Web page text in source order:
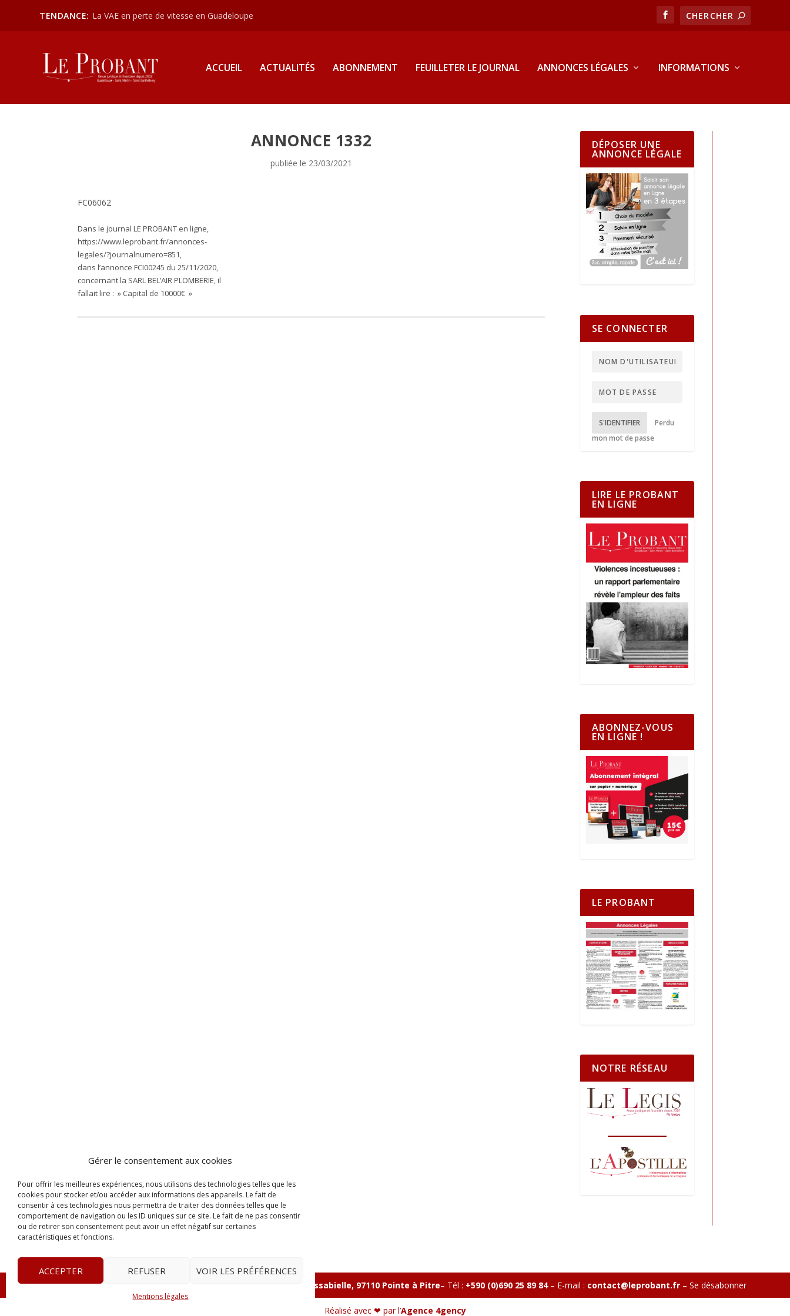
Gérer le consentement aux cookies
Pour offrir les meilleures expériences, nous utilisons des technologies telles que les
cookies pour stocker et/ou accéder aux informations des appareils. Le fait de
consentir à ces technologies nous permettra de traiter des données telles que le
comportement de navigation ou les ID uniques sur ce site. Le fait de ne pas consentir
ou de retirer son consentement peut avoir un effet négatif sur certaines
caractéristiques et fonctions.
ACCEPTER REFUSER VOIR LES PRÉFÉRENCES
Mentions légales
TENDANCE: La VAE en perte de vitesse en Guadeloupe
ACCUEIL ACTUALITÉS ABONNEMENT FEUILLETER LE JOURNAL ANNONCES LÉGALES INFORMATIONS
ANNONCE 1332
publiée le 23/03/2021
FC06062
Dans le journal LE PROBANT en ligne,
https://www.leprobant.fr/annonces-
legales/?journalnumero=851,
dans l’annonce FCI00245 du 25/11/2020,
concernant la SARL BEL’AIR PLOMBERIE, il
fallait lire : » Capital de 10000€ »
DÉPOSER UNE
ANNONCE LÉGALE
SE CONNECTER
S'IDENTIFIER
Perdu
mon mot de passe
LIRE LE PROBANT
EN LIGNE
ABONNEZ-VOUS
EN LIGNE !
LE PROBANT
NOTRE RÉSEAU
© 2023Le Probant Tour Massabielle, Rue Massabielle, 97110 Pointe à Pitre– Tél : +590 (0)690 25 89 84– E-mail : contact@leprobant.fr– Se désabonner
Réalisé avec ❤ par l’Agence 4gency